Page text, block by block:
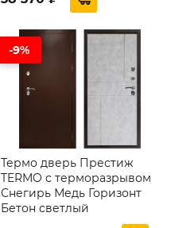
-9%
Термо дверь Престиж
TERMO с терморазрывом
Снегирь Медь Горизонт
Бетон светлый